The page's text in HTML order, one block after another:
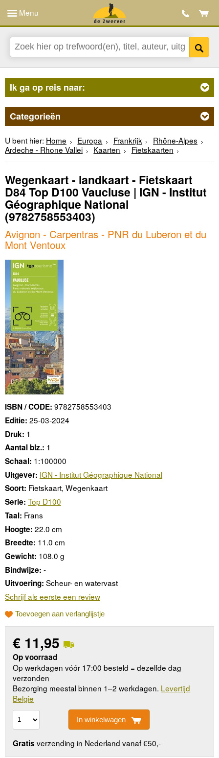
Menu
Ik ga op reis naar:
Categorieën
U bent hier: Home Europa Frankrijk
Rhône-Alpes
Ardeche - Rhone Vallei
Kaarten Fietskaarten
Wegenkaart - landkaart - Fietskaart
D84 Top D100 Vaucluse | IGN - Institut
Géographique National
(9782758553403)
Avignon - Carpentras - PNR du Luberon et du
Mont Ventoux
ISBN / CODE: 9782758553403
Editie: 25-03-2024
Druk: 1
Aantal blz.: 1
Schaal: 1:100000
Uitgever: IGN - Institut Géographique National
Soort: Fietskaart, Wegenkaart
Serie: Top D100
Taal: Frans
Hoogte: 22.0 cm
Breedte: 11.0 cm
Gewicht: 108.0 g
Bindwijze: -
Uitvoering: Scheur- en watervast
Schrijf als eerste een review
Toevoegen aan verlanglijstje
€ 11,95
Op voorraad
Op werkdagen vóór 17:00 besteld = dezelfde dag
verzonden
Bezorging meestal binnen 1–2 werkdagen. Levertijd
Belgie
In winkelwagen
Gratis verzending in Nederland vanaf €50,-